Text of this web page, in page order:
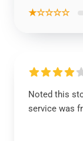
★☆☆☆☆
Noted this
service was